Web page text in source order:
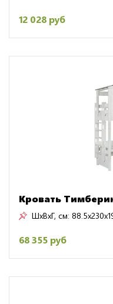
12 028 руб
Кровать
ШxВxГ, см:
68 355 руб